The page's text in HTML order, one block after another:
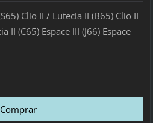
Clio II / Lutecia II (B65) Clio II
II (C65) Espace III (J66) Espace